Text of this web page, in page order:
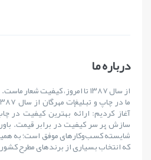
درباره ما
از سال ۱۳۸۷ تا امروز، کیفیت شعار ماست.
آغاز کردیم: ارائهٔ بهترین کیفیت در
سازش بر سر کیفیت در برابر قیمت.
که انتخاب بسیاری از برندهای مطرح